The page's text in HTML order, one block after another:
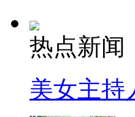
热点新闻
美女主持